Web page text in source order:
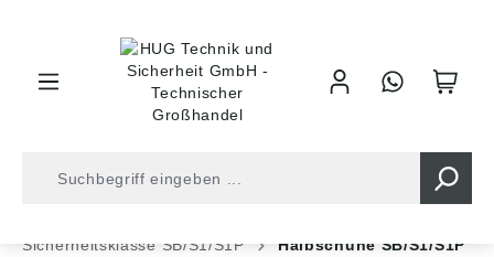
Sicherheitsklasse SB/S1/S1P
Halbschuhe SB/S1/S1P